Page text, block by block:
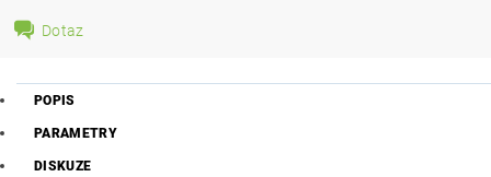
Dotaz
POPIS
PARAMETRY
DISKUZE